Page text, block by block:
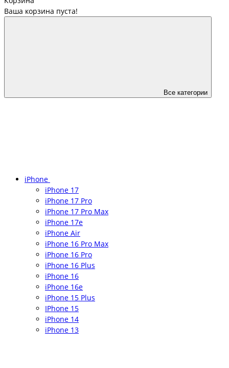
Ваша корзина пуста!
Все категории
iPhone
iPhone 17
iPhone 17 Pro
iPhone 17 Pro Max
iPhone 17e
iPhone Air
iPhone 16 Pro Max
iPhone 16 Pro
iPhone 16 Plus
iPhone 16
iPhone 16e
iPhone 15 Plus
IPhone 15
iPhone 14
iPhone 13